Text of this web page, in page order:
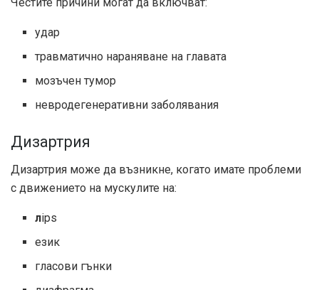
удар
травматично нараняване на главата
мозъчен тумор
невродегенеративни заболявания
Дизартрия
Дизартрия може да възникне, когато имате проблеми
с движението на мускулите на:
лips
език
гласови гънки